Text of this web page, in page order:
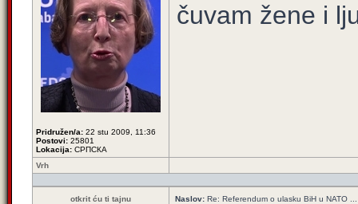
Pridružen/a: 22 stu 2009, 11:36
Postovi: 25801
Lokacija: СРПСКА
čuvam žene i
Vrh
otkrit ću ti tajnu Naslov: Re: Referendum o ulasku BiH u NATO ...